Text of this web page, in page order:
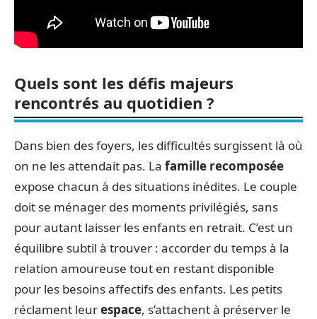
Quels sont les défis majeurs
rencontrés au quotidien ?
Dans bien des foyers, les difficultés surgissent là où
on ne les attendait pas. La famille recomposée
expose chacun à des situations inédites. Le couple
doit se ménager des moments privilégiés, sans
pour autant laisser les enfants en retrait. C’est un
équilibre subtil à trouver : accorder du temps à la
relation amoureuse tout en restant disponible
pour les besoins affectifs des enfants. Les petits
réclament leurespace, s’attachent à préserver le